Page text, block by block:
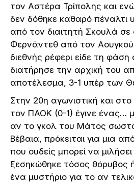
τον Αστέρα Τρίπολης και
δεν δόθηκε καθαρό
από τον διαιτητή Σκουλά
Φερνάντεθ από τον
διεθνής ρέφερι είδε τη φάση
διατήρησε την αρχική του
αποτέλεσμα, 3-1 υπέρ των
Στην 20η αγωνιστική και
τον ΠΑΟΚ (0-1) έγινε ένας…
αν το γκολ του Μάτος
Βέβαια, πρόκειται για μια
που ουδείς μπορεί να
ξεσηκώθηκε τόσος θόρυβος
ένα μυστήριο για το αν